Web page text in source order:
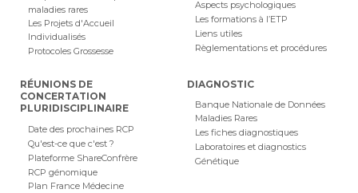
maladies rares
Les Projets d'Accueil
Individualisés
Protocoles Grossesse
Aspects psychologiques
Les formations à l’ETP
Liens utiles
Règlementations et procédures
RÉUNIONS DE
CONCERTATION
PLURIDISCIPLINAIRE
Date des prochaines RCP
Qu'est-ce que c'est ?
Plateforme ShareConfrère
RCP génomique
Plan France Médecine
DIAGNOSTIC
Banque Nationale de Données
Maladies Rares
Les fiches diagnostiques
Laboratoires et diagnostics
Génétique